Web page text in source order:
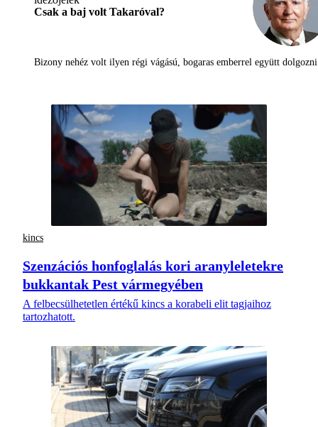
Csak a baj volt Takaróval?
Bizony nehéz volt ilyen régi vágású, bogaras emberrel együtt
kincs
Szenzációs honfoglalás kori aranyleletekre
bukkantak Pest vármegyében
A felbecsülhetetlen értékű kincs a korabeli elit tagjaihoz
tartozhatott.